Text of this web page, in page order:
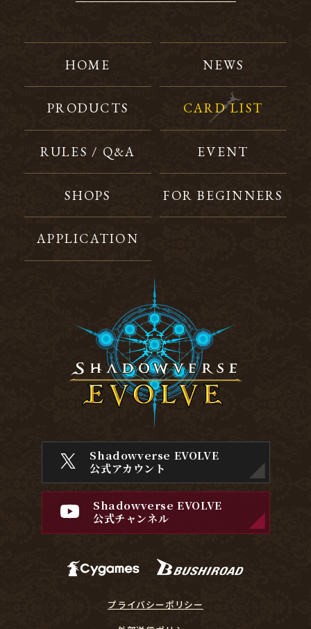
HOME NEWS
PRODUCTS CARD LIST
RULES / Q&A EVENT
SHOPS FOR BEGINNERS
APPLICATION
Shadowverse EVOLVE
公式アカウント
Shadowverse EVOLVE
公式チャンネル
プライバシーポリシー